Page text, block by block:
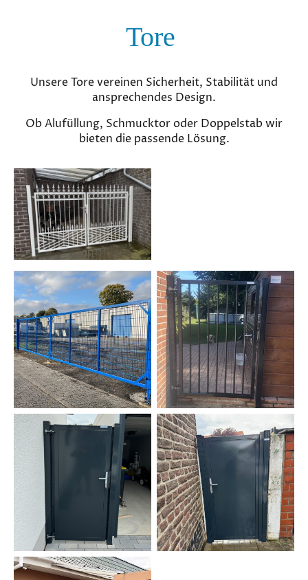
Tore
Unsere Tore vereinen Sicherheit, Stabilität und
ansprechendes Design.
Ob Alufüllung, Schmucktor oder Doppelstab wir
bieten die passende Lösung.